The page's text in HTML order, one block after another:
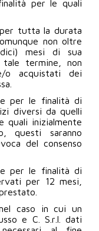
per le quali
tutta la durata
non oltre
mesi di sua
termine, non
o acquistati dei
per le finalità di
diversi da quelli
quali inizialmente
questi saranno
del consenso
per le finalità di
per 12 mesi,
caso in cui un
e C. S.r.l. dati